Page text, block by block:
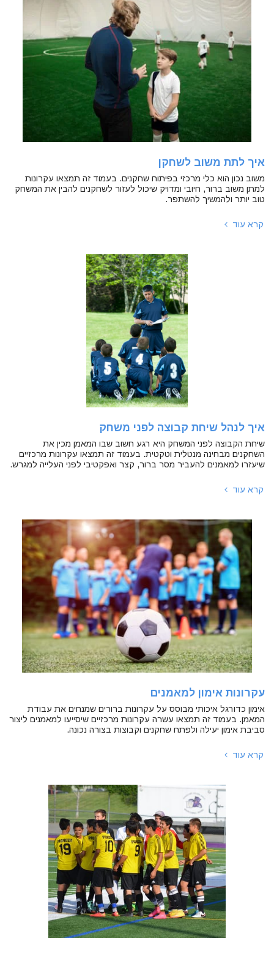
איך לתת משוב לשחקן
משוב נכון הוא כלי מרכזי בפיתוח שחקנים. בעמוד זה תמצאו עקרונות
למתן משוב ברור, חיובי ומדויק שיכול לעזור לשחקנים להבין את המשחק
טוב יותר ולהמשיך להשתפר.
קרא עוד
איך לנהל שיחת קבוצה לפני משחק
שיחת הקבוצה לפני המשחק היא רגע חשוב שבו המאמן מכין את
השחקנים מבחינה מנטלית וטקטית. בעמוד זה תמצאו עקרונות מרכזיים
שיעזרו למאמנים להעביר מסר ברור, קצר ואפקטיבי לפני העלייה למגרש.
קרא עוד
עקרונות אימון למאמנים
אימון כדורגל איכותי מבוסס על עקרונות ברורים שמנחים את עבודת
המאמן. בעמוד זה תמצאו עשרה עקרונות מרכזיים שיסייעו למאמנים ליצור
סביבת אימון יעילה ולפתח שחקנים וקבוצות בצורה נכונה.
קרא עוד